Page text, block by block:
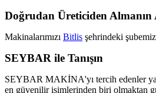
Doğrudan Üreticiden Almanın
Makinalarımızı Bitlis şehrindeki
SEYBAR ile Tanışın
SEYBAR MAKİNA'yı tercih edenler
en güvenilir isimlerinden biri olmaktan